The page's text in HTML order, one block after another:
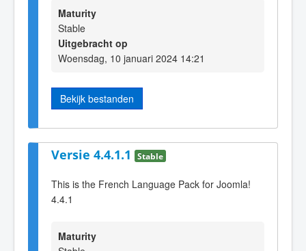
Maturity
Stable
Uitgebracht op
Woensdag, 10 januari 2024 14:21
Bekijk bestanden
Versie 4.4.1.1 Stable
This is the French Language Pack for Joomla!
4.4.1
Maturity